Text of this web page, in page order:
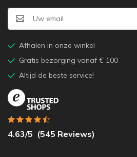
Afhalen in onze winkel
Gratis bezorging vanaf € 100
Altijd de beste service!
4.63/5 (545 Reviews)